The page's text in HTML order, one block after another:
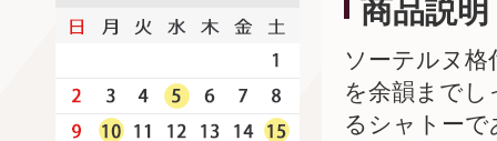
商品説明
ソーテルヌ
を余韻まで
るシャトー